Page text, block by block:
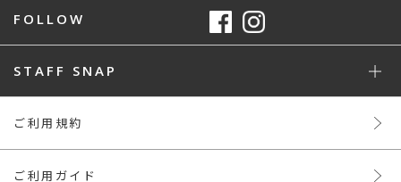
FOLLOW
STAFF SNAP
ご利用規約
ご利用ガイド